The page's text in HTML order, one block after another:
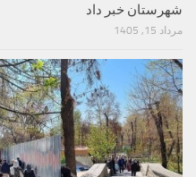
شهرستان خبر داد
مرداد 15, 1405